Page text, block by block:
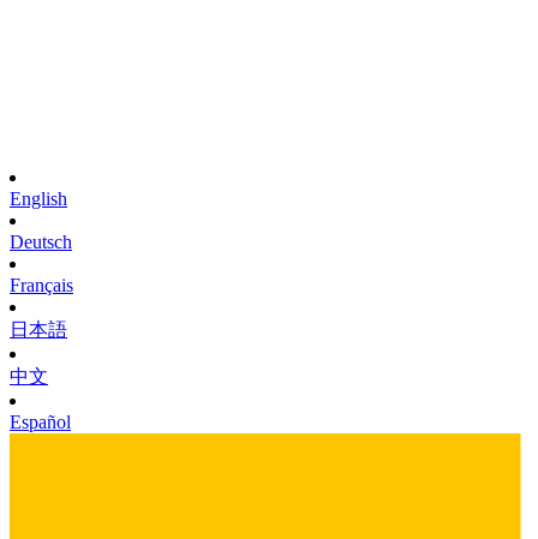
English
Deutsch
Français
日本語
中文
Español